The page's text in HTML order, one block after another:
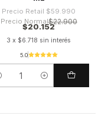
Precio Retail $59.990
Precio Normal$22.900
$20.152
3 x $6.718 sin interés
5.0